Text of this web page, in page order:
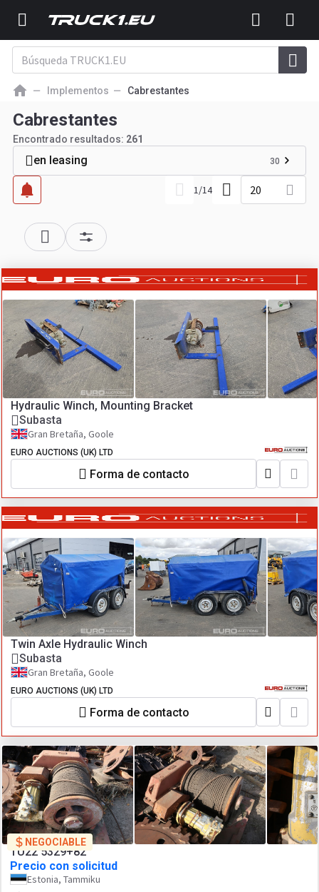
Implementos Cabrestantes
Cabrestantes
Encontrado resultados: 261
en leasing 30
1/14 20
Hydraulic Winch, Mounting Bracket
Subasta
Gran Bretaña, Goole
EURO AUCTIONS (UK) LTD
Forma de contacto
Twin Axle Hydraulic Winch
Subasta
Gran Bretaña, Goole
EURO AUCTIONS (UK) LTD
Forma de contacto
NEGOCIABLE
TU22 5329+82
Precio con solicitud
Estonia, Tammiku